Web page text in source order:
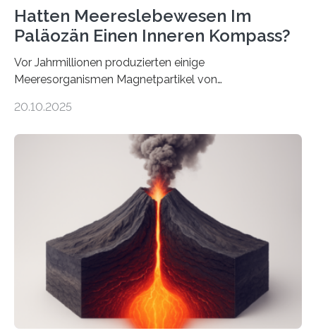
Hatten Meereslebewesen Im
Paläozän Einen Inneren Kompass?
Vor Jahrmillionen produzierten einige
Meeresorganismen Magnetpartikel von
Sedimenten zu finden sind. Nun ist es einem
Domänen auf einem dieser „Riesenmagnetfossilien” mit
einer raffinierten Methode an der Diamond-
Röntgenquelle zu kartieren. Ihre Analyse zeigt, dass
diese Partikel es den Organismen ermöglicht haben
könnten, winzige Schwankungen sowohl in der
Richtung als auch in der Intensität des Erdmagnetfelds
wahrzunehmen. Dadurch konnten sie sich verorten und
über den Ozean navigieren. Vor einigen Jahren…
20.10.2025